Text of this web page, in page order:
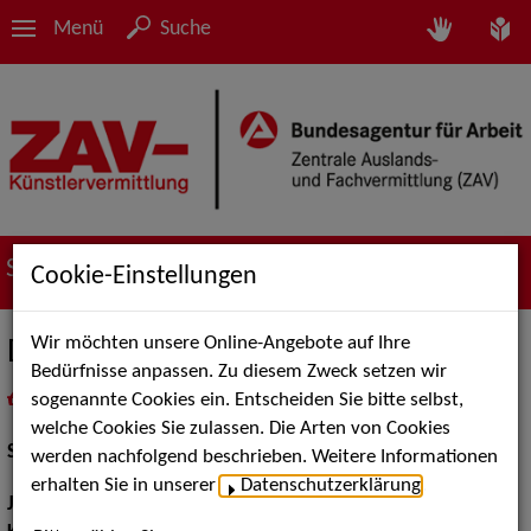
Menü Suche
Suche nach Künstler*innen
Daniel Nerlich
als PDF speichern
inMeine Merklistelegen
Schauspiel:Bühne
Jahrgang:
Cookie-Einstellungen
Wir möchten unsere Online-Angebote auf Ihre
Bedürfnisse anpassen. Zu diesem Zweck setzen wir
sogenannte Cookies ein. Entscheiden Sie bitte selbst,
welche Cookies Sie zulassen. Die Arten von Cookies
werden nachfolgend beschrieben. Weitere Informationen
erhalten Sie in unserer
Datenschutzerklärung